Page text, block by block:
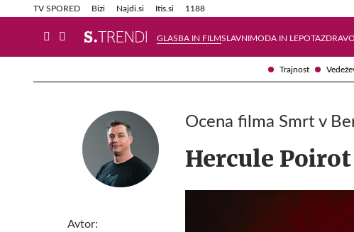
Trajnost
TV SPORED Bizi Najdi.si Itis.si 1188
GLASBA IN FILMSLAVNIMODA IN LEPOTA
Info in obvestila Tehnik
Avtor:
Ocena filma Smrt v
Hercule